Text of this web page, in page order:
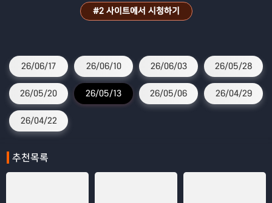
#2 사이트에서 시청하기
26/06/17 26/06/10 26/06/03 26/05/28
26/05/20 26/05/13 26/05/06 26/04/29
26/04/22
추천목록